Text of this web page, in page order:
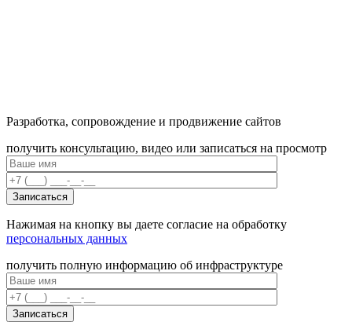
Разработка, сопровождение и продвижение сайтов
получить консультацию, видео или записаться на просмотр
Нажимая на кнопку вы даете согласие на обработку
персональных данных
получить полную информацию об инфраструктуре